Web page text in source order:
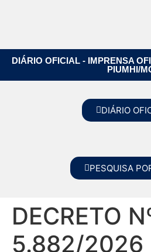
DIÁRIO OFICIAL - IMPRENSA
PIUMHI/
DIÁRIO
PESQUISA
DECRETO
5.882/2026